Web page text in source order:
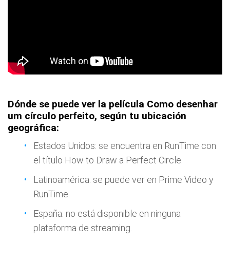
Dónde se puede ver la película Como desenhar
um círculo perfeito, según tu ubicación
geográfica:
Estados Unidos: se encuentra en RunTime con
el título How to Draw a Perfect Circle.
Latinoamérica: se puede ver en Prime Video y
RunTime.
España: no está disponible en ninguna
plataforma de streaming.